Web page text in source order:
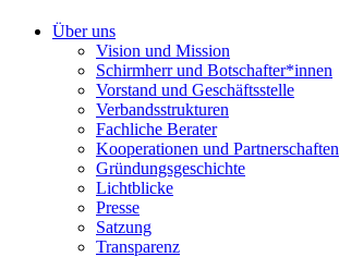
Über uns
Vision und Mission
Schirmherr und Botschafter*innen
Vorstand und Geschäftsstelle
Verbandsstrukturen
Fachliche Berater
Kooperationen und Partnerschaften
Gründungsgeschichte
Lichtblicke
Presse
Satzung
Transparenz